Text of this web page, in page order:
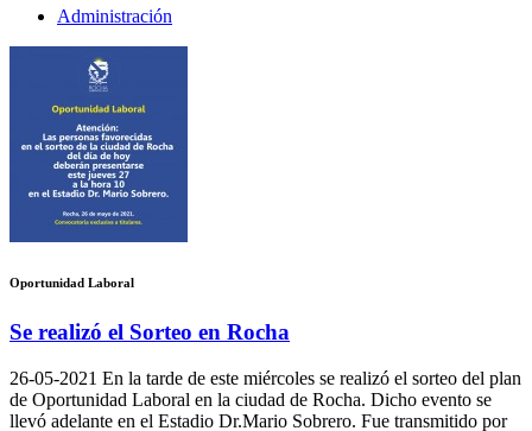
Administración
Oportunidad Laboral
Se realizó el Sorteo en Rocha
26-05-2021 En la tarde de este miércoles se realizó el sorteo del plan
de Oportunidad Laboral en la ciudad de Rocha. Dicho evento se
llevó adelante en el Estadio Dr.Mario Sobrero. Fue transmitido por